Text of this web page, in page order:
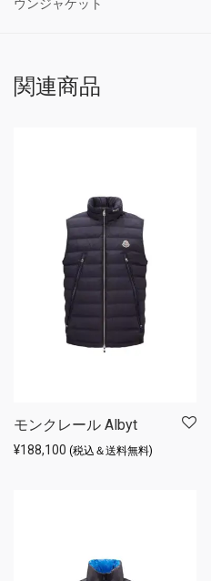
ウンジャケット
関連商品
モンクレール Albyt
¥188,100 (税込＆送料無料)